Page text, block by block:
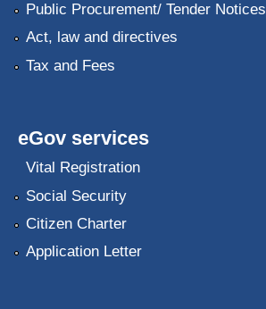
Public Procurement/ Tender Notices
Act, law and directives
Tax and Fees
eGov services
Vital Registration
Social Security
Citizen Charter
Application Letter